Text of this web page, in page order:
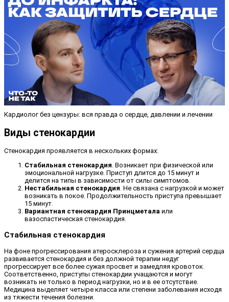
Кардиолог без цензуры: вся правда о сердце, давлении и лечении
Виды стенокардии
Стенокардия проявляется в нескольких формах:
Стабильная стенокардия . Возникает при физической или
эмоциональной нагрузке. Приступ длится до 15 минут и
делится на типы в зависимости от силы симптомов.
Нестабильная стенокардия . Не связана с нагрузкой и может
возникать в покое. Продолжительность приступа превышает
15 минут.
Вариантная стенокардия Принцметала или
вазоспастическая стенокардия.
Стабильная стенокардия
На фоне прогрессирования атеросклероза и сужения артерий сердца
развивается стенокардия и без должной терапии недуг
прогрессирует все более сужая просвет и замедляя кровоток.
Соответственно, приступы стенокардии учащаются и могут
возникать не только в период нагрузки, но и в ее отсутствие.
Медицина выделяет четыре класса или степени заболевания исходя
из тяжести течения болезни.